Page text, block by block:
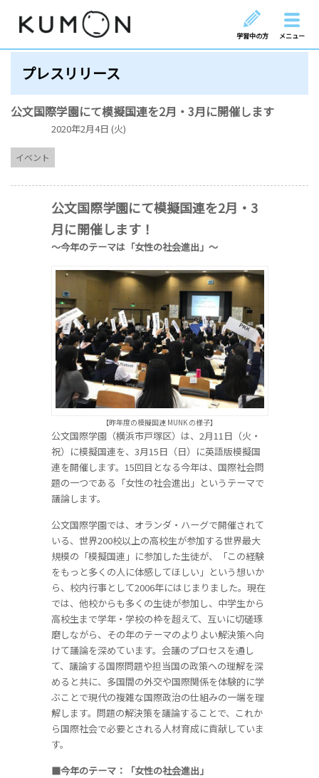
学習中の方 メニュー
プレスリリース
公文国際学園にて模擬国連を2月・3月に開催します
2020年2月4日 (火)
イベント
公文国際学園にて模擬国連を2月・3
月に開催します！
～今年のテーマは 「女性の社会進出」 ～
【昨年度の模擬国連 MUNK の様子】
公文国際学園（横浜市戸塚区）は、2月11日（火・
祝）に模擬国連を、3月15日（日）に英語版模擬国
連を開催します。15回目となる今年は、国際社会問
題の一つである「女性の社会進出」というテーマで
議論します。
公文国際学園では、オランダ・ハーグで開催されて
いる、世界200校以上の高校生が参加する世界最大
規模の「模擬国連」に参加した生徒が、「この経験
をもっと多くの人に体感してほしい」という想いか
ら、校内行事として2006年にはじまりました。現在
では、他校からも多くの生徒が参加し、中学生から
高校生まで学年・学校の枠を超えて、互いに切磋琢
磨しながら、その年のテーマのよりよい解決策へ向
けて議論を深めています。会議のプロセスを通し
て、議論する国際問題や担当国の政策への理解を深
めると共に、多国間の外交や国際関係を体験的に学
ぶことで現代の複雑な国際政治の仕組みの一端を理
解します。問題の解決策を議論することで、これか
ら国際社会で必要とされる人材育成に貢献していま
す。
■今年のテーマ：
「女性の社会進出」